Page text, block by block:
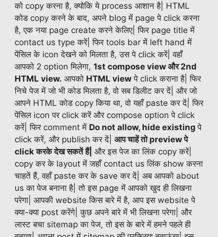
को copy करना है, क्योकि ये process आशान है| HTML
कोड copy करने के बाद, अपने blog में page पे click करना
है, एक नया page create करने केलिए| फिर page title में
contact us type करें| फिर tools bar में left hand में
पेंसिल के icon देखने को मिलता है, उस पे click करें| वहाँ
आपको 2 option मिलेगा, 1st compose view और 2nd
HTML view. आपको HTML view पे click कराना है| फिर
निचे पेज में जो भी कोड मिलता है, वो सब डिलीट कर दें| और जो
आपने HTML कोड copy किया था, वो यहाँ paste कर दें| फिर
पेंसिल icon पर click करें और compose option पे click
करें| फिर comment में Do not allow, hide existingपे
click करें, और publish कर दें| आप चाहें तो preview पे
click करके देख सकतें हैं| और इस पेज का लिंक copy करें|
copy कर के layout में जहाँ contact us लिंक show करना
चाहतें हैं, वहाँ paste कर के save कर दें| अब आपको about
us का पेज बनाना है| तो इस page में आपको खुद ही लिखना
परेगा| आपकी website किस बारे में है, आप इस website पे
क्या-क्या post करेंगे| कुछ अपने बारे में भी लिखना परेगा| और
लास्ट बचा sitemap का पेज, तो इस के बारे में हमने पहले ही